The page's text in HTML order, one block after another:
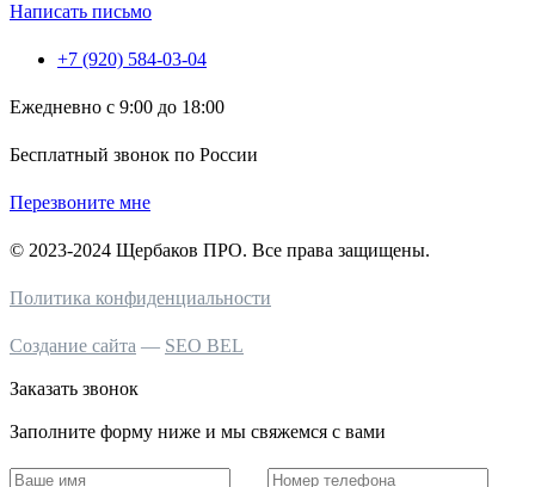
Написать письмо
+7 (920) 584-03-04
Ежедневно с 9:00 до 18:00
Бесплатный звонок по России
Перезвоните мне
© 2023-2024 Щербаков ПРО. Все права защищены.
Политика конфиденциальности
Создание сайта — SEO BEL
Заказать звонок
Заполните форму ниже и мы свяжемся с вами